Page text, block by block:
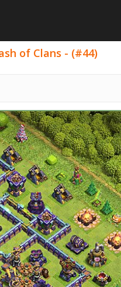
of Clans - (#44)